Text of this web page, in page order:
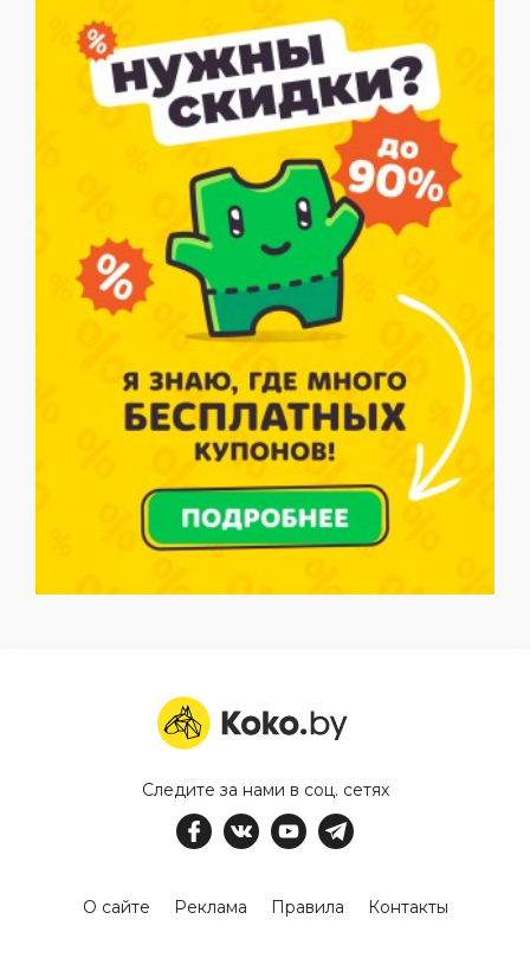
Следите за нами в соц. сетях
О сайте Реклама Правила Контакты